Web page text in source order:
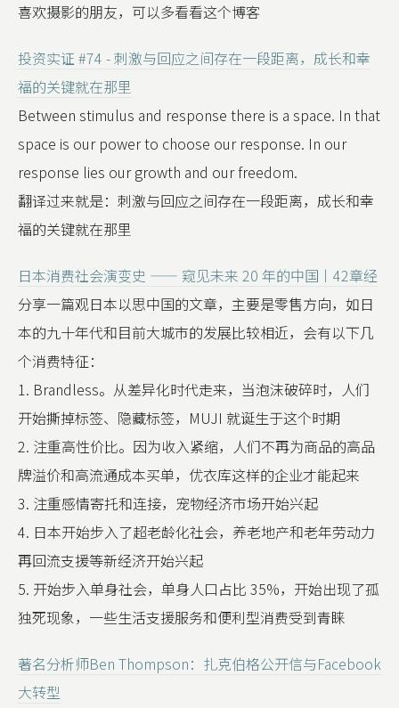
喜欢摄影的朋友，可以多看看这个博客
投资实证 #74 - 刺激与回应之间存在一段距离，成长和幸
福的关键就在那里
Between stimulus and response there is a space. In that
space is our power to choose our response. In our
response lies our growth and our freedom.
翻译过来就是：刺激与回应之间存在一段距离，成长和幸
福的关键就在那里
日本消费社会演变史 —— 窥见未来 20 年的中国丨42章经
分享一篇观日本以思中国的文章，主要是零售方向，如日
本的九十年代和目前大城市的发展比较相近，会有以下几
个消费特征：
1. Brandless。从差异化时代走来，当泡沫破碎时，人们
开始撕掉标签、隐藏标签，MUJI 就诞生于这个时期
2. 注重高性价比。因为收入紧缩，人们不再为商品的高品
牌溢价和高流通成本买单，优衣库这样的企业才能起来
3. 注重感情寄托和连接，宠物经济市场开始兴起
4. 日本开始步入了超老龄化社会，养老地产和老年劳动力
再回流支援等新经济开始兴起
5. 开始步入单身社会，单身人口占比 35%，开始出现了孤
独死现象，一些生活支援服务和便利型消费受到青睐
著名分析师Ben Thompson：扎克伯格公开信与Facebook
大转型